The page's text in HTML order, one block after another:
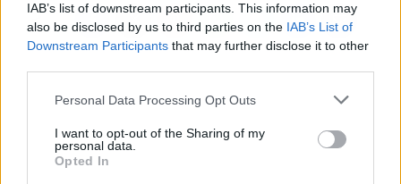
IAB’s list of downstream participants. This information may
also be disclosed by us to third parties on the IAB’s List of
Downstream Participants that may further disclose it to other
Personal Data Processing Opt Outs
I want to opt-out of the Sharing of my
personal data.
Opted In